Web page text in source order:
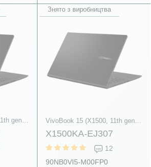
Знято з виробництва
X1500KA-EJ307
12
90NB0VI5-M00FP0